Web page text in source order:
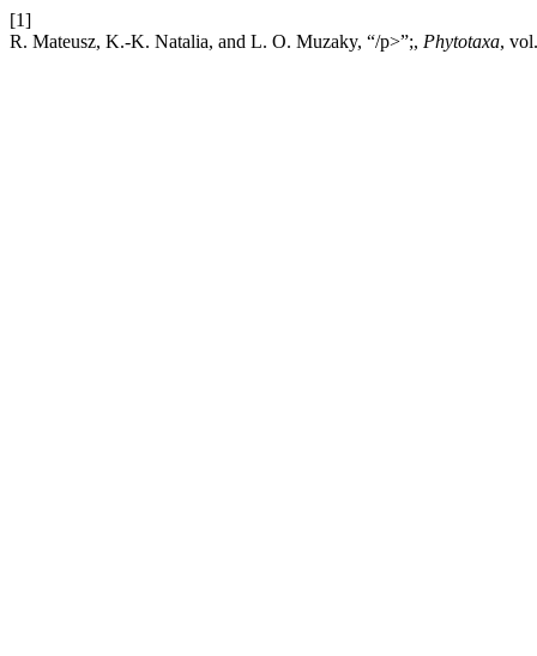
[1]
R. Mateusz, K.-K. Natalia, and L. O. Muzaky, “/p>”;, Phytotaxa,